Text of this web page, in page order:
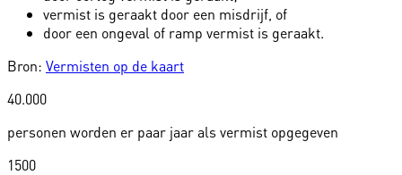
vermist is geraakt door een misdrijf, of
door een ongeval of ramp vermist is geraakt.
Bron: Vermisten op de kaart
40.000
personen worden er paar jaar als vermist opgegeven
1500